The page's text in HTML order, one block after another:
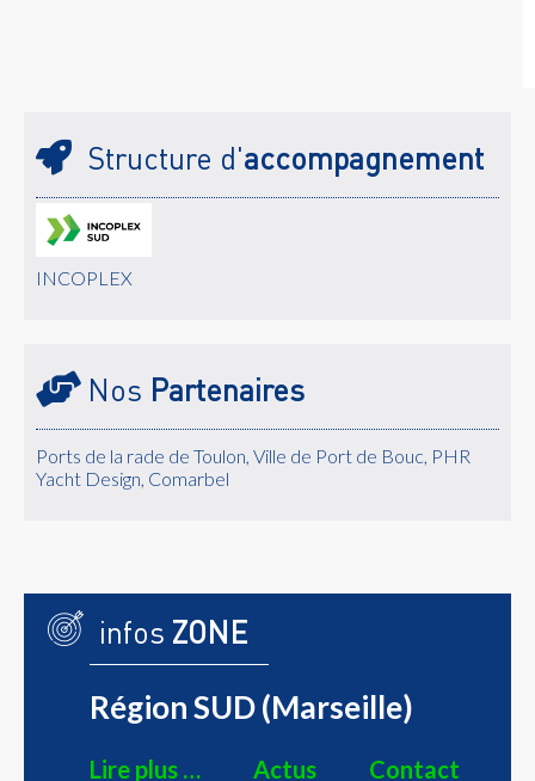
Structure d'accompagnement
INCOPLEX
Nos Partenaires
Ports de la rade de Toulon, Ville de Port de Bouc, PHR
Yacht Design, Comarbel
infos ZONE
Région SUD (Marseille)
Lire plus … Actus Contact